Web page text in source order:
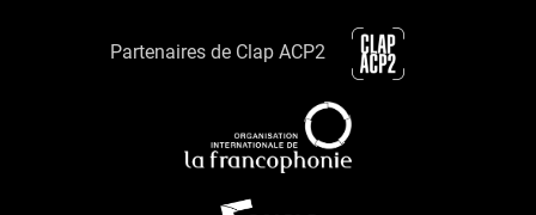
Partenaires de Clap ACP2